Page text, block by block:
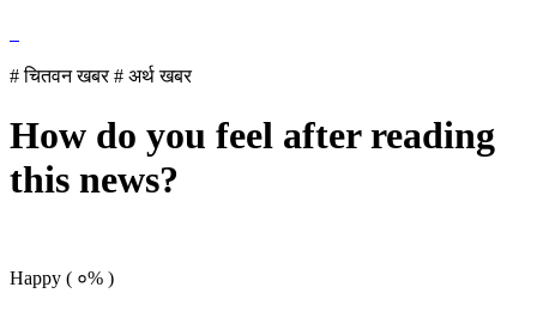
# चितवन खबर# अर्थ खबर
How do you feel after reading
this news?
Happy ( ०% )